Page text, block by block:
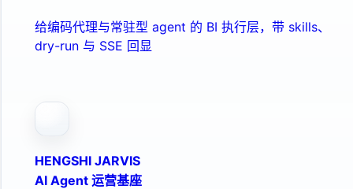
给编码代理与常驻型 agent 的 BI 执行层，带 skills、
dry-run 与 SSE 回显
HENGSHI JARVIS
AI Agent 运营基座